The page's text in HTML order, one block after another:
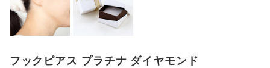
フックピアス プラチナ ダイヤモンド